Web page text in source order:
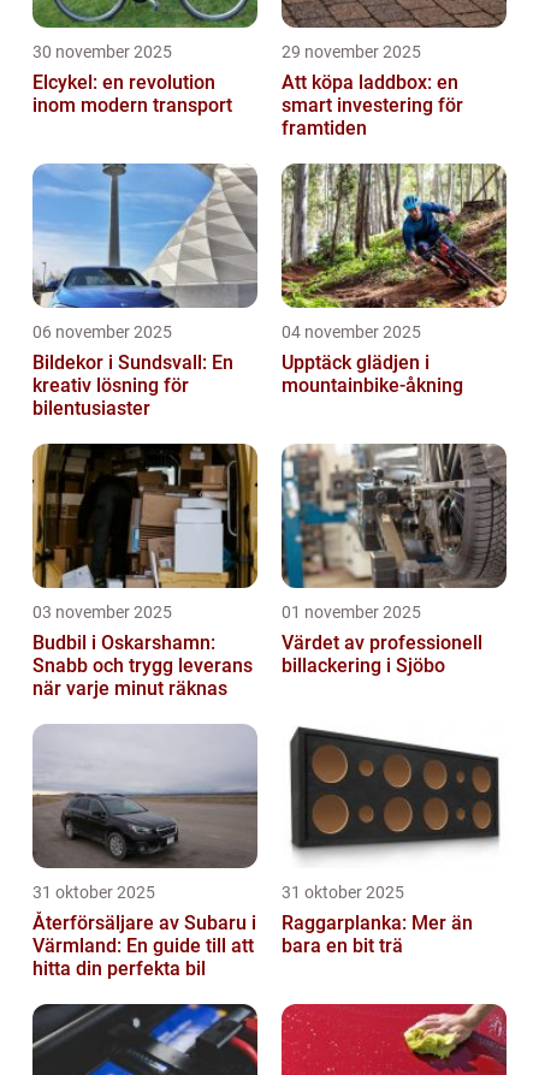
30 november 2025
Elcykel: en revolution
inom modern transport
29 november 2025
Att köpa laddbox: en
smart investering för
framtiden
06 november 2025
Bildekor i Sundsvall: En
kreativ lösning för
bilentusiaster
04 november 2025
Upptäck glädjen i
mountainbike-åkning
03 november 2025
Budbil i Oskarshamn:
Snabb och trygg leverans
när varje minut räknas
01 november 2025
Värdet av professionell
billackering i Sjöbo
31 oktober 2025
Återförsäljare av Subaru i
Värmland: En guide till att
hitta din perfekta bil
31 oktober 2025
Raggarplanka: Mer än
bara en bit trä